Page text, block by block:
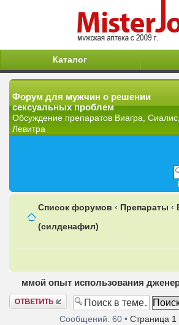
Каталог
Форум для мужчин о решении
сексуальных проблем
Обсуждение препаратов Виагра, Сиалис,
Левитра
Список форумов ‹ Препараты ‹
(силденафил)
ммой опыт использования
Ответить
Сообщений: 60 • Страница 1